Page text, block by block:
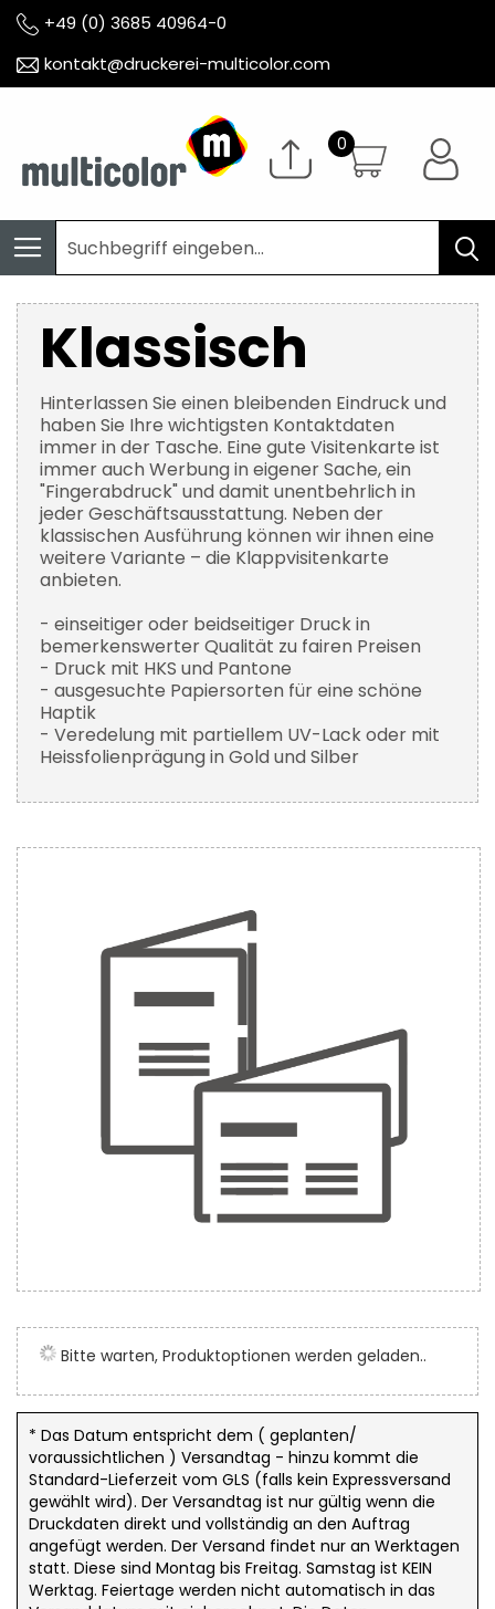
+49 (0) 3685 40964-0
kontakt@druckerei-multicolor.com
Klassisch
Hinterlassen Sie einen bleibenden Eindruck und
haben Sie Ihre wichtigsten Kontaktdaten
immer in der Tasche. Eine gute Visitenkarte ist
immer auch Werbung in eigener Sache, ein
"Fingerabdruck" und damit unentbehrlich in
jeder Geschäftsausstattung. Neben der
klassischen Ausführung können wir ihnen eine
weitere Variante – die Klappvisitenkarte
anbieten.
- einseitiger oder beidseitiger Druck in
bemerkenswerter Qualität zu fairen Preisen
- Druck mit HKS und Pantone
- ausgesuchte Papiersorten für eine schöne
Haptik
- Veredelung mit partiellem UV-Lack oder mit
Heissfolienprägung in Gold und Silber
Zum
Ende
der
Bildergalerie
springen
Anfang
der
Bildergalerie
springen
Bitte warten, Produktoptionen werden geladen..
* Das Datum entspricht dem ( geplanten/
voraussichtlichen ) Versandtag - hinzu kommt die
Standard-Lieferzeit vom GLS (falls kein Expressversand
gewählt wird). Der Versandtag ist nur gültig wenn die
Druckdaten direkt und vollständig an den Auftrag
angefügt werden. Der Versand findet nur an Werktagen
statt. Diese sind Montag bis Freitag. Samstag ist KEIN
Werktag. Feiertage werden nicht automatisch in das